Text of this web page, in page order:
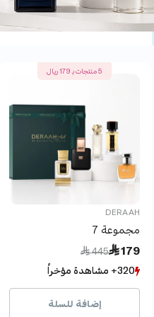
5 منتجات بـ 179 ريال
DERAAH
مجموعة 7
 179
Price reduced from
 445
320+ مشاهدة مؤخراً
53+ بيع مؤخراً
320+ مشاهدة مؤخراً
53+ بيع مؤخراً
إضافة للسلة